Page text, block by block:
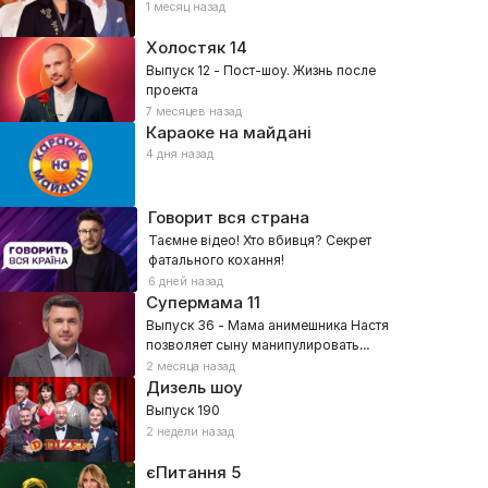
1 месяц назад
Холостяк14
Выпуск 12 - Пост-шоу. Жизнь после
проекта
7 месяцев назад
Караоке на майдані
4 дня назад
Говорит вся страна
Таємне відео! Хто вбивця? Секрет
фатального кохання!
6 дней назад
Супермама 11
Выпуск 36 - Мама анимешника Настя
позволяет сыну манипулировать
собой?
2 месяца назад
Дизель шоу
Выпуск 190
2 недели назад
єПитання 5